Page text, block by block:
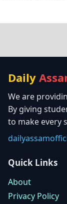
Daily
We are
By giving
to make every
Quick Links
About
Privacy Policy